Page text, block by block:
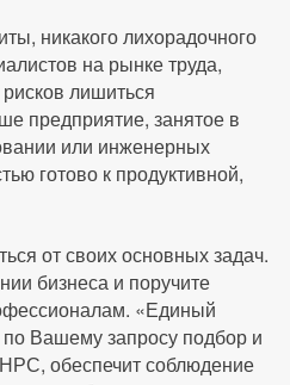
никакого лихорадочного
на рынке труда,
лишиться
предприятие, занятое в
или инженерных
готово к продуктивной,
от своих основных задач.
бизнеса и поручите
«Единый
Вашему запросу подбор и
обеспечит соблюдение